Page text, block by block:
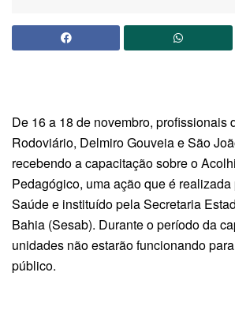
De 16 a 18 de novembro, profissionais
Rodoviário, Delmiro Gouveia e São
recebendo a capacitação sobre o
Pedagógico, uma ação que é
Saúde e instituído pela Secretaria
Bahia (Sesab). Durante o período da
unidades não estarão funcionando
público.